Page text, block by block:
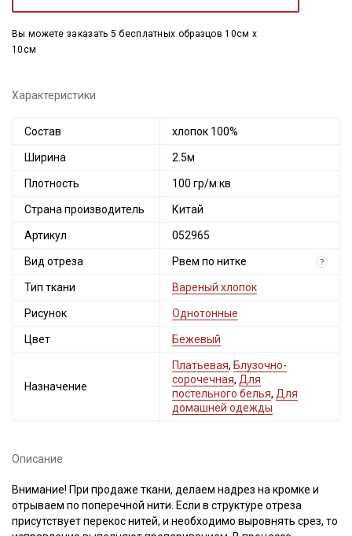
Вы можете заказать 5 бесплатных образцов 10см x
10см
Характеристики
Состав хлопок 100%
Ширина 2.5м
Плотность 100 гр/м.кв
Страна производитель Китай
Артикул 052965
Вид отреза Рвем по нитке ?
Тип ткани Вареный хлопок
Рисунок Однотонные
Цвет Бежевый
Назначение
Платьевая, Блузочно-
сорочечная, Для
постельного белья, Для
домашней одежды
Описание
Внимание! При продаже ткани, делаем надрез на кромке и
отрываем по поперечной нити. Если в структуре отреза
присутствует перекос нитей, и необходимо выровнять срез, то